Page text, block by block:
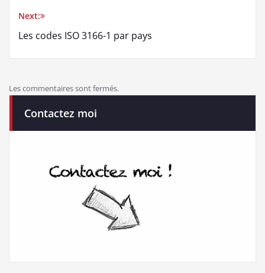
l’article
Next:
Les codes ISO 3166-1 par pays
Les commentaires sont fermés.
Contactez moi